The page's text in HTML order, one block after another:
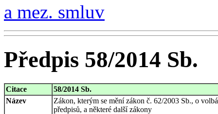
a mez. smluv
Předpis 58/2014 Sb.
Citace
58/2014 Sb.
Název
Zákon, kterým se mění zákon č. 62/2003 Sb., o
předpisů, a některé další zákony